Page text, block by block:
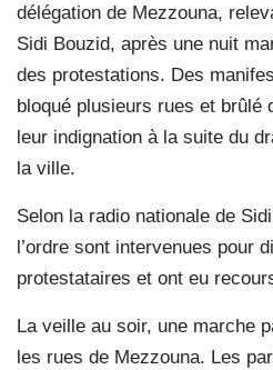
délégation de Mezzouna,
Sidi Bouzid, après une nuit
des protestations. Des
bloqué plusieurs rues et brûlé
leur indignation à la suite du
la ville.
Selon la radio nationale de
l’ordre sont intervenues pour
protestataires et ont eu
La veille au soir, une marche
les rues de Mezzouna. Les